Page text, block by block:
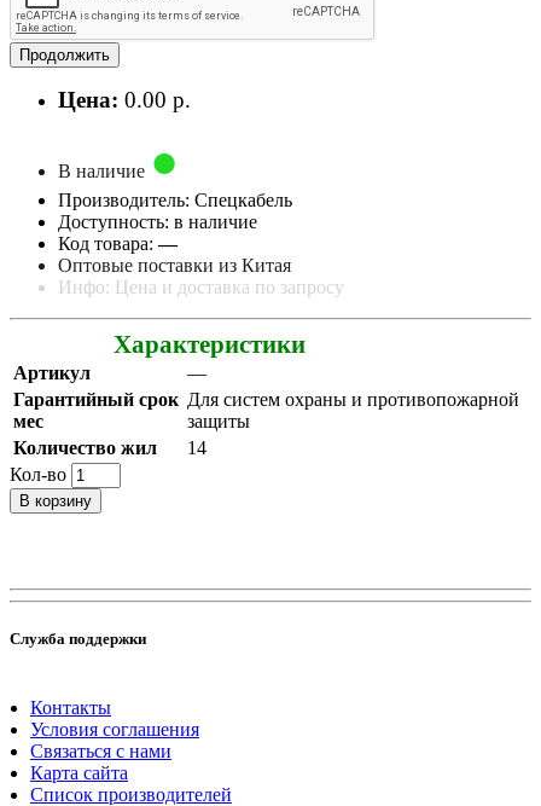
Продолжить
Цена: 0.00 р.
В наличие
Производитель: Спецкабель
Доступность: в наличие
Код товара:—
Оптовые поставки из Китая
Инфо: Цена и доставка по запросу
Характеристики
Артикул
—
Гарантийный срок
мес
Для систем охраны и противопожарной
защиты
Количество жил
14
Кол-во
В корзину
Служба поддержки
Контакты
Условия соглашения
Связаться с нами
Карта сайта
Список производителей